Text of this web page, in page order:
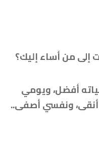
إلى من أساء إليك؟
أفضل، ويومي
أنقى، ونفسي أصفى..